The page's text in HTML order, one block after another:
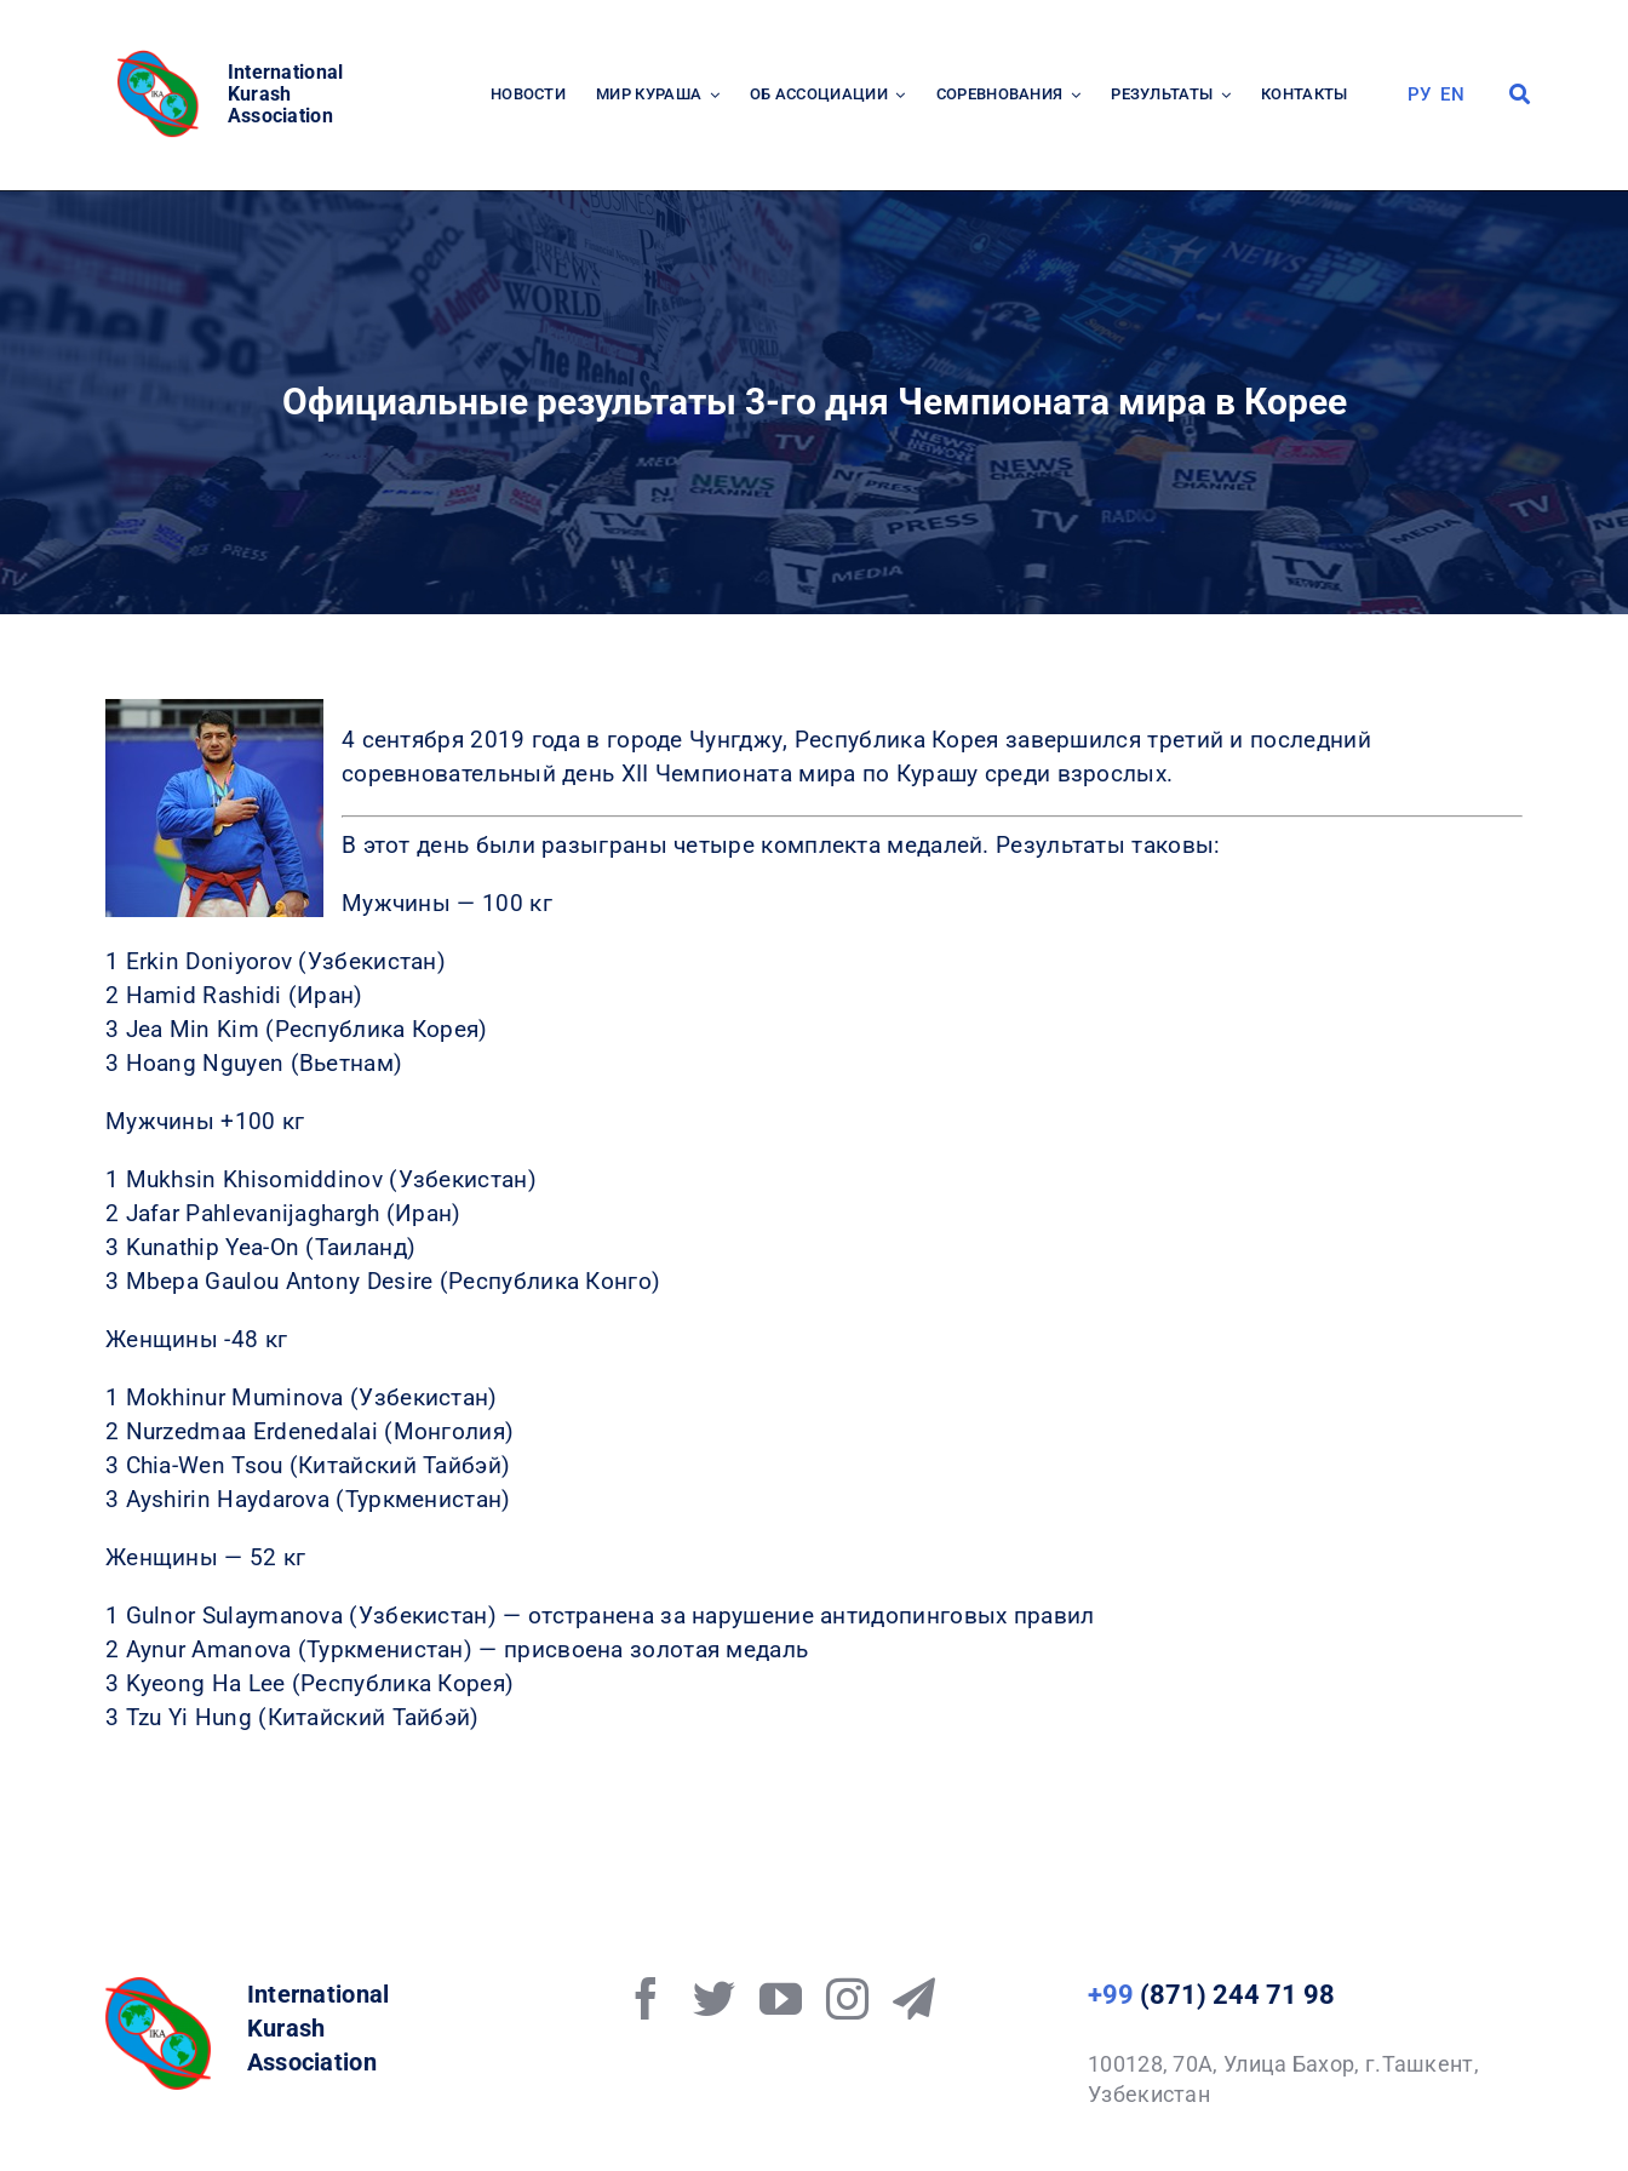
International
Kurash
Association
НОВОСТИ МИР КУРАША ОБ АССОЦИАЦИИ СОРЕВНОВАНИЯ РЕЗУЛЬТАТЫ КОНТАКТЫ РУ EN
Официальные результаты 3-го дня Чемпионата мира в Корее
4 сентября 2019 года в городе Чунгджу, Республика Корея завершился третий и последний
соревновательный день XII Чемпионата мира по Курашу среди взрослых.
В этот день были разыграны четыре комплекта медалей. Результаты таковы:
Мужчины — 100 кг
1 Erkin Doniyorov (Узбекистан)
2 Hamid Rashidi (Иран)
3 Jea Min Kim (Республика Корея)
3 Hoang Nguyen (Вьетнам)
Мужчины +100 кг
1 Mukhsin Khisomiddinov (Узбекистан)
2 Jafar Pahlevanijaghargh (Иран)
3 Kunathip Yea-On (Таиланд)
3 Mbepa Gaulou Antony Desire (Республика Конго)
Женщины -48 кг
1 Mokhinur Muminova (Узбекистан)
2 Nurzedmaa Erdenedalai (Монголия)
3 Chia-Wen Tsou (Китайский Тайбэй)
3 Ayshirin Haydarova (Туркменистан)
Женщины — 52 кг
1 Gulnor Sulaymanova (Узбекистан) — отстранена за нарушение антидопинговых правил
2 Aynur Amanova (Туркменистан) — присвоена золотая медаль
3 Kyeong Ha Lee (Республика Корея)
3 Tzu Yi Hung (Китайский Тайбэй)
International
Kurash
Association
+99 (871) 244 71 98
100128, 70A, Улица Бахор, г.Ташкент,
Узбекистан